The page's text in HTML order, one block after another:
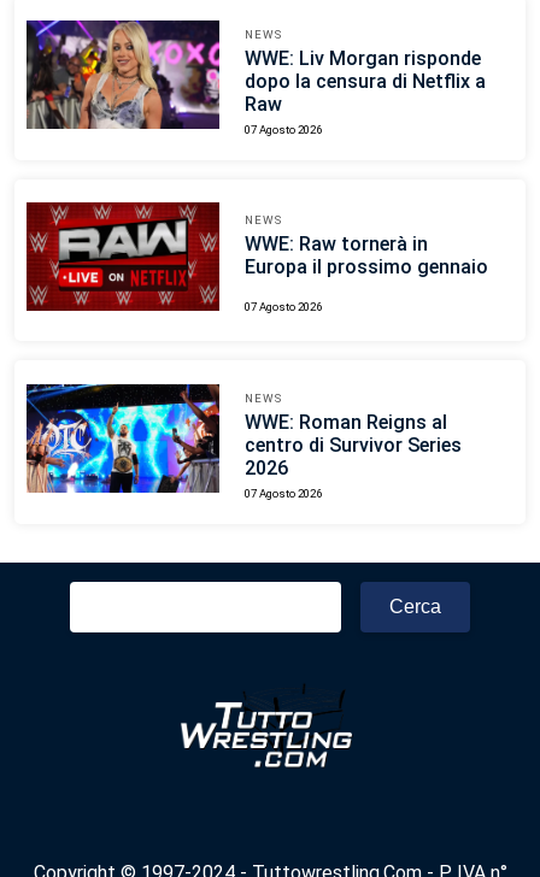
NEWS
WWE: Liv Morgan risponde
dopo la censura di Netflix a
Raw
07 Agosto 2026
NEWS
WWE: Raw tornerà in
Europa il prossimo gennaio
07 Agosto 2026
NEWS
WWE: Roman Reigns al
centro di Survivor Series
2026
07 Agosto 2026
Ricerca